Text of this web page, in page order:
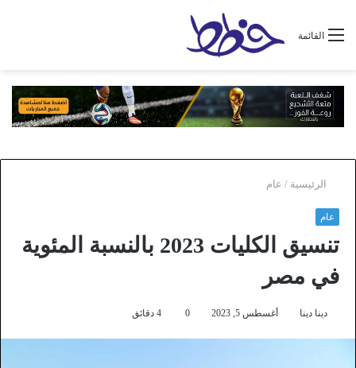
القائمة
الرئيسية / عام
عام
تنسيق الكليات 2023 بالنسبة المئوية
في مصر
دينا دينا أغسطس 5, 2023 0